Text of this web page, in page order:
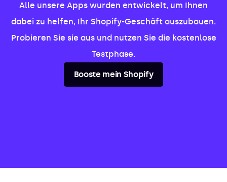
Alle unsere Apps wurden entwickelt, um Ihnen
dabei zu helfen, Ihr Shopify-Geschäft auszubauen.
Probieren Sie sie aus und nutzen Sie die kostenlose
Testphase.
Booste mein Shopify